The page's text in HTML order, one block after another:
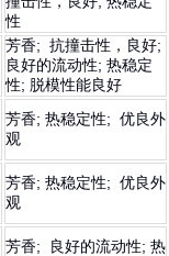
性
芳香; 抗撞击性，良好;
良好的流动性; 热稳定
性; 脱模性能良好
芳香; 热稳定性; 优良外
观
芳香; 热稳定性; 优良外
观
芳香; 良好的流动性; 热